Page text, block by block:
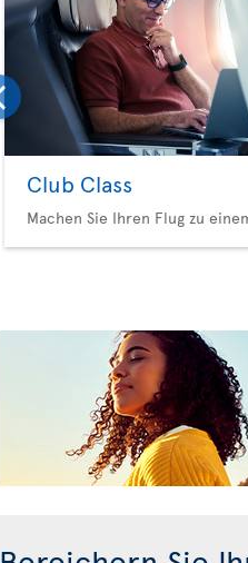
Club Class
Machen Sie Ihren Flug zu